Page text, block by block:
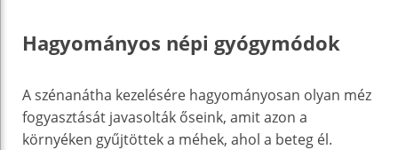
Hagyományos népi gyógymódok
A szénanátha kezelésére hagyományosan olyan méz
fogyasztását javasolták őseink, amit azon a
környéken gyűjtöttek a méhek, ahol a beteg él.